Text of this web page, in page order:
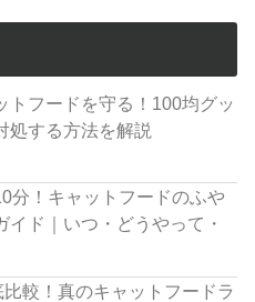
トフードを守る！100均グッ
処する方法を解説
分！キャットフードのふや
イド｜いつ・どうやって・
較！真のキャットフードラ